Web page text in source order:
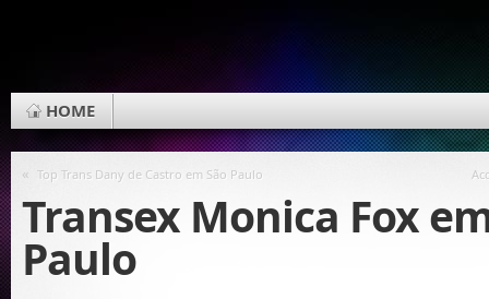
HOME
« Top Trans Dany de Castro em São Paulo
Transex Monica Fox
Paulo